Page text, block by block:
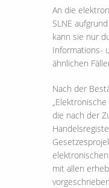
An die
SLNE
kann sie nur
Informations-
ähnlichen
Nach der
die nach der
mit allen